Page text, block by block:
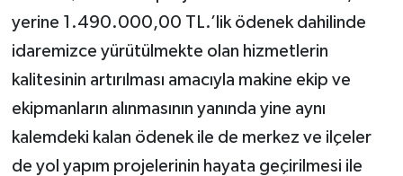
yerine 1.490.000,00 TL.’lik ödenek dahilinde
idaremizce yürütülmekte olan hizmetlerin
kalitesinin artırılması amacıyla makine ekip ve
ekipmanların alınmasının yanında yine aynı
kalemdeki kalan ödenek ile de merkez ve ilçeler
de yol yapım projelerinin hayata geçirilmesi ile